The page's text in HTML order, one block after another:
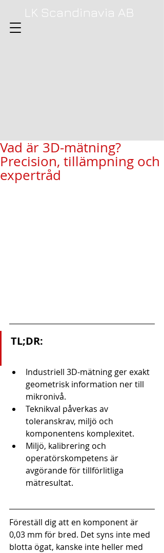
LK Scandinavia AB
Vad är 3D-mätning?
Precision, tillämpning och
expertråd
TL;DR:
Industriell 3D-mätning ger exakt
geometrisk information ner till
mikronivå.
Teknikval påverkas av
toleranskrav, miljö och
komponentens komplexitet.
Miljö, kalibrering och
operatörskompetens är
avgörande för tillförlitliga
mätresultat.
Föreställ dig att en komponent är
0,03 mm för bred. Det syns inte med
blotta ögat, kanske inte heller med